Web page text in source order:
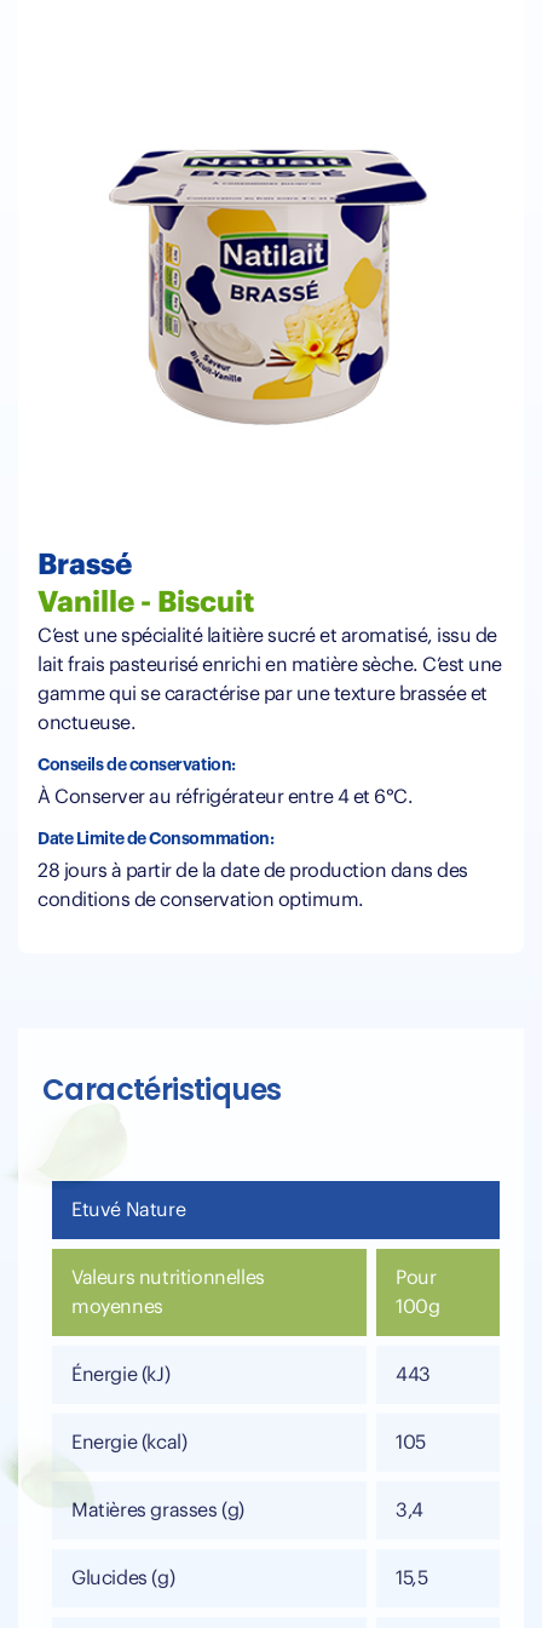
Brassé
Vanille - Biscuit
C’est une spécialité laitière sucré et aromatisé, issu de
lait frais pasteurisé enrichi en matière sèche. C’est une
gamme qui se caractérise par une texture brassée et
onctueuse.
Conseils de conservation:
À Conserver au réfrigérateur entre 4 et 6°C.
Date Limite de Consommation:
28 jours à partir de la date de production dans des
conditions de conservation optimum.
Caractéristiques
Etuvé Nature
Valeurs nutritionnelles
moyennes
Pour
100g
Énergie (kJ) 443
Energie (kcal) 105
Matières grasses (g) 3,4
Glucides (g) 15,5